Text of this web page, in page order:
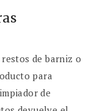
de barniz o
para
de